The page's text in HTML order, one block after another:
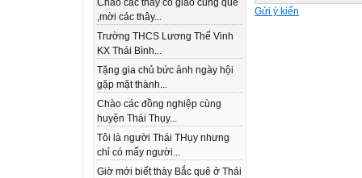
Chào các thầy cô giáo cùng quê
,mời các thây...
Trường THCS Lương Thế Vinh
KX Thái Bình...
Tặng gia chủ bức ảnh ngày hội
gặp mặt thành...
Chào các đồng nghiệp cùng
huyện Thái Thụy...
Tôi là người Thái THụy nhưng
chỉ có mấy người...
Giờ mới biết thày Bắc quê ở Thái
Gửi ý kiến